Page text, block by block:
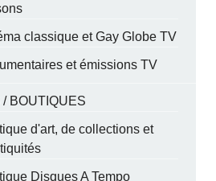
classique et Gay Globe TV
et émissions TV
BOUTIQUES
d'art, de collections et
Disques A Tempo